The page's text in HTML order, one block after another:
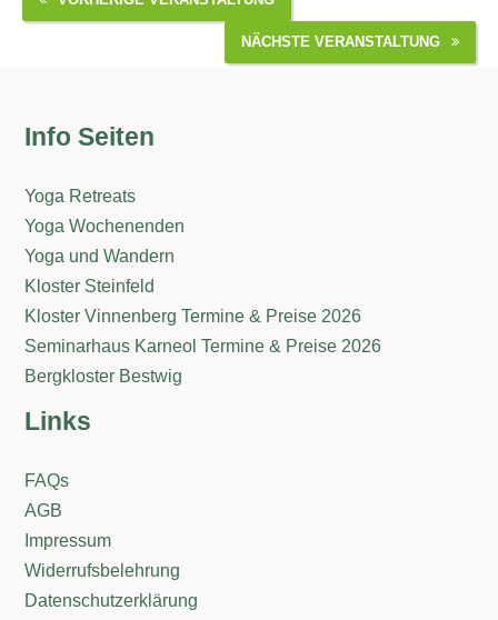
NÄCHSTE VERANSTALTUNG
Info Seiten
Yoga Retreats
Yoga Wochenenden
Yoga und Wandern
Kloster Steinfeld
Kloster Vinnenberg Termine & Preise 2026
Seminarhaus Karneol Termine & Preise 2026
Bergkloster Bestwig
Links
FAQs
AGB
Impressum
Widerrufsbelehrung
Datenschutzerklärung